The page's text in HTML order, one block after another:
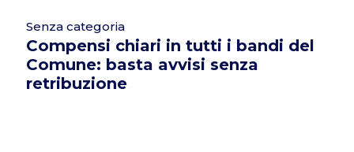
Senza categoria
Compensi chiari in tutti i bandi del
Comune: basta avvisi senza
retribuzione